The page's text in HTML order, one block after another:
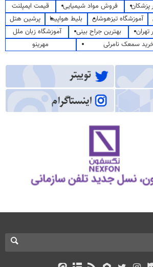
پزشکان
فروش مواد شیمیایی
قیمت ایمپلنت
آموزشگاه تیزهوشان بلیط هواپیما
پرشین هتل
بهترین جراح بینی
آموزشگاه زبان ملل
سمعک نامرئی
مهرینو